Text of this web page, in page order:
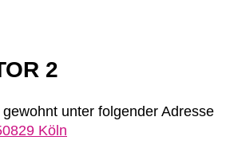
2
unter folgender Adresse
Köln